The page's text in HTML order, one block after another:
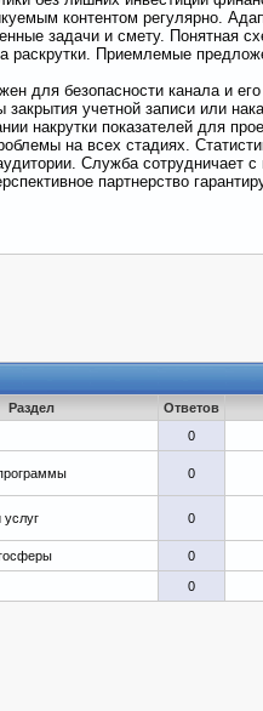
контентом регулярно.
задачи и смету. Понятная
раскрутки. Приемлемые
для безопасности канала и
учетной записи или
накрутки показателей для
на всех стадиях.
Служба сотрудничает
партнерство
Раздел Ответов
0
0
услуг 0
0
0